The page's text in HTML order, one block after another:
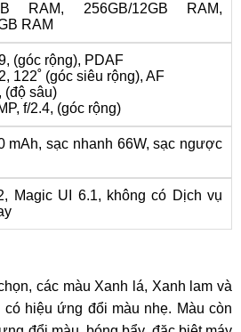
RAM, 256GB/12GB RAM,
RAM
(góc rộng), PDAF
122˚ (góc siêu rộng), AF
(độ sâu)
f/2.4, (góc rộng)
mAh, sạc nhanh 66W, sạc ngược
Magic UI 6.1, không có Dịch vụ
các màu Xanh lá, Xanh lam và
hiệu ứng đổi màu nhẹ. Màu còn